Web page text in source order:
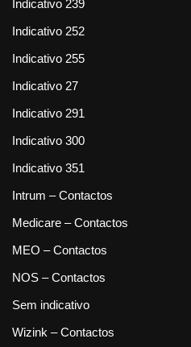
Indicativo 239
Indicativo 252
Indicativo 255
Indicativo 27
Indicativo 291
Indicativo 300
Indicativo 351
Intrum – Contactos
Medicare – Contactos
MEO – Contactos
NOS – Contactos
Sem indicativo
Wizink – Contactos